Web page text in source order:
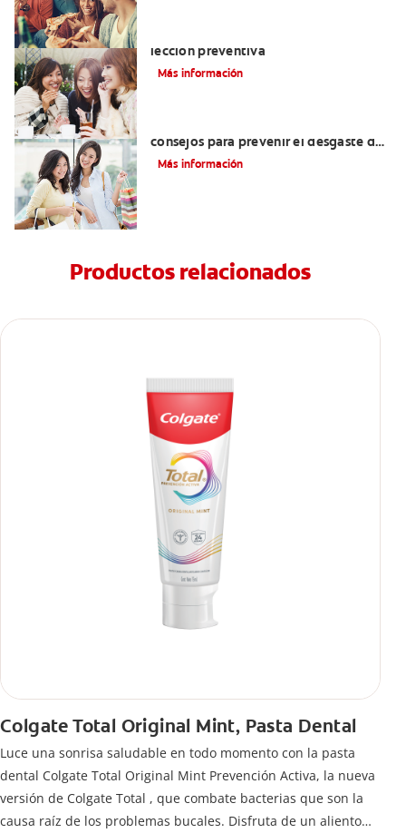
lección preventiva
Más información
consejos para prevenir el desgaste del
esmalte
Más información
Productos relacionados
Colgate Total Original Mint, Pasta Dental
Luce una sonrisa saludable en todo momento con la pasta
dental Colgate Total Original Mint Prevención Activa, la nueva
versión de Colgate Total , que combate bacterias que son la
causa raíz de los problemas bucales. Disfruta de un aliento